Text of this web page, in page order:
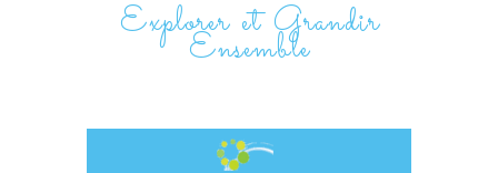
Explorer et Grandir
Ensemble